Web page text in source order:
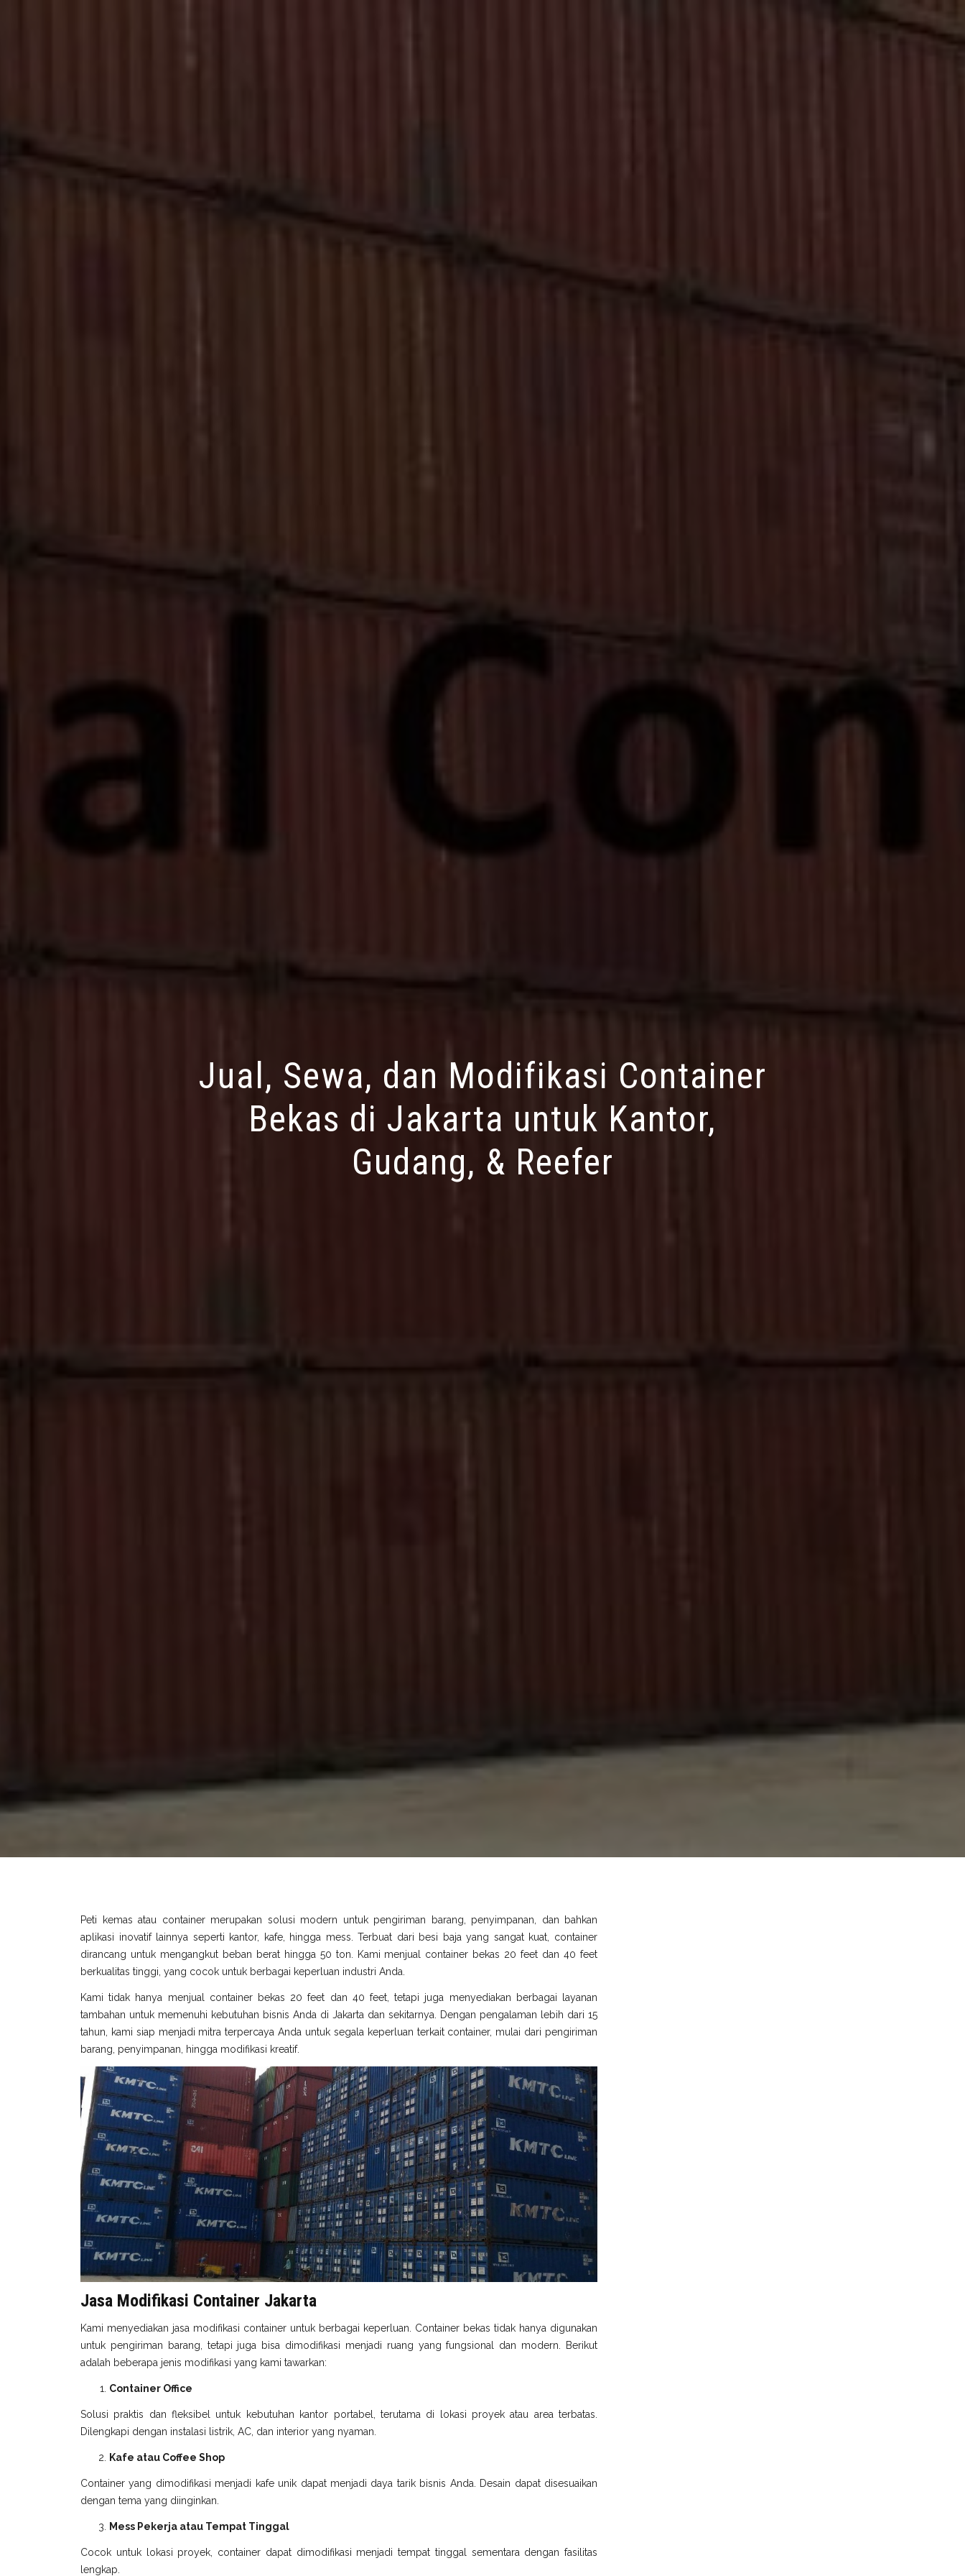
Jual, Sewa, dan Modifikasi Container
Bekas di Jakarta untuk Kantor,
Gudang, & Reefer
Peti kemas atau container merupakan solusi modern untuk pengiriman barang, penyimpanan, dan bahkan
aplikasi inovatif lainnya seperti kantor, kafe, hingga mess. Terbuat dari besi baja yang sangat kuat, container
dirancang untuk mengangkut beban berat hingga 50 ton. Kami menjual container bekas 20 feet dan 40 feet
berkualitas tinggi, yang cocok untuk berbagai keperluan industri Anda.
Kami tidak hanya menjual container bekas 20 feet dan 40 feet, tetapi juga menyediakan berbagai layanan
tambahan untuk memenuhi kebutuhan bisnis Anda di Jakarta dan sekitarnya. Dengan pengalaman lebih dari 15
tahun, kami siap menjadi mitra terpercaya Anda untuk segala keperluan terkait container, mulai dari pengiriman
barang, penyimpanan, hingga modifikasi kreatif.
Jasa Modifikasi Container Jakarta
Kami menyediakan jasa modifikasi container untuk berbagai keperluan. Container bekas tidak hanya digunakan
untuk pengiriman barang, tetapi juga bisa dimodifikasi menjadi ruang yang fungsional dan modern. Berikut
adalah beberapa jenis modifikasi yang kami tawarkan:
Container Office
Solusi praktis dan fleksibel untuk kebutuhan kantor portabel, terutama di lokasi proyek atau area terbatas.
Dilengkapi dengan instalasi listrik, AC, dan interior yang nyaman.
Kafe atau Coffee Shop
Container yang dimodifikasi menjadi kafe unik dapat menjadi daya tarik bisnis Anda. Desain dapat disesuaikan
dengan tema yang diinginkan.
Mess Pekerja atau Tempat Tinggal
Cocok untuk lokasi proyek, container dapat dimodifikasi menjadi tempat tinggal sementara dengan fasilitas
lengkap.